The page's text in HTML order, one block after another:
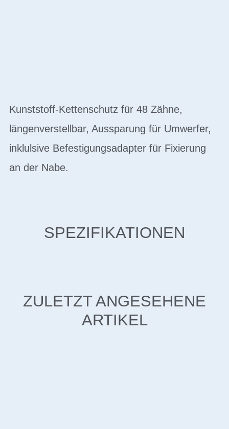
Kunststoff-Kettenschutz für 48 Zähne,
längenverstellbar, Aussparung für Umwerfer,
inklulsive Befestigungsadapter für Fixierung
an der Nabe.
SPEZIFIKATIONEN
ZULETZT ANGESEHENE
ARTIKEL